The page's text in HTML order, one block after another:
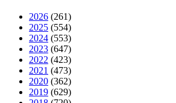
2026 (261)
2025 (554)
2024 (553)
2023 (647)
2022 (423)
2021 (473)
2020 (362)
2019 (629)